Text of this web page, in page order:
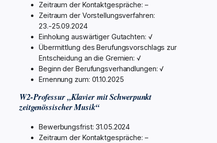
Zeitraum der Kontaktgespräche: –
Zeitraum der Vorstellungsverfahren:
23.-25.09.2024
Einholung auswärtiger Gutachten: √
Übermittlung des Berufungsvorschlags zur
Entscheidung an die Gremien: √
Beginn der Berufungsverhandlungen: √
Ernennung zum: 01.10.2025
W2-Professur „Klavier mit Schwerpunkt
zeitgenössischer Musik“
Bewerbungsfrist: 31.05.2024
Zeitraum der Kontaktgespräche: –